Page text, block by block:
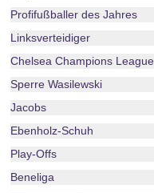
Profifußballer des Jahres
Linksverteidiger
Chelsea Champions League
Sperre Wasilewski
Jacobs
Ebenholz-Schuh
Play-Offs
Beneliga